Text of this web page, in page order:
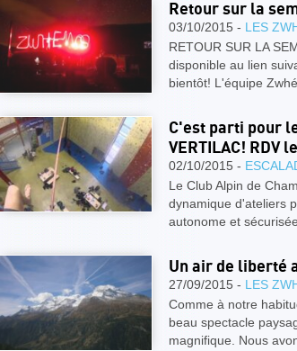
Retour sur la
03/10/2015 - LES
RETOUR SUR LA
disponible au lien
bientôt! L'équipe
C'est parti pour
VERTILAC! RDV
02/10/2015 -
Le Club Alpin de
dynamique d'ateliers
autonome et
Un air de liberté
27/09/2015 - LES
Comme à notre
beau spectacle
magnifique. Nous